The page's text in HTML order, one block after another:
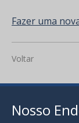
Fazer uma
Voltar
Nosso